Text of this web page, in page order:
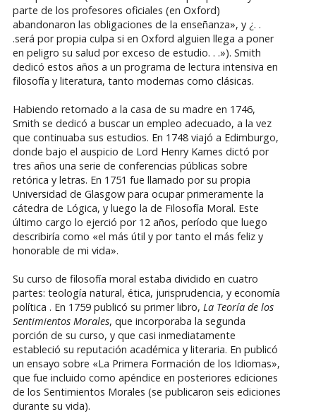
parte de los profesores oficiales (en Oxford)
abandonaron las obligaciones de la enseñanza», y ¿. .
.será por propia culpa si en Oxford alguien llega a poner
en peligro su salud por exceso de estudio. . .»). Smith
dedicó estos años a un programa de lectura intensiva en
filosofía y literatura, tanto modernas como clásicas.
Habiendo retornado a la casa de su madre en 1746,
Smith se dedicó a buscar un empleo adecuado, a la vez
que continuaba sus estudios. En 1748 viajó a Edimburgo,
donde bajo el auspicio de Lord Henry Kames dictó por
tres años una serie de conferencias públicas sobre
retórica y letras. En 1751 fue llamado por su propia
Universidad de Glasgow para ocupar primeramente la
cátedra de Lógica, y luego la de Filosofía Moral. Este
último cargo lo ejerció por 12 años, período que luego
describiría como «el más útil y por tanto el más feliz y
honorable de mi vida».
Su curso de filosofía moral estaba dividido en cuatro
partes: teología natural, ética, jurisprudencia, y economía
política . En 1759 publicó su primer libro, La Teoría de los
Sentimientos Morales, que incorporaba la segunda
porción de su curso, y que casi inmediatamente
estableció su reputación académica y literaria. En publicó
un ensayo sobre «La Primera Formación de los Idiomas»,
que fue incluido como apéndice en posteriores ediciones
de los Sentimientos Morales (se publicaron seis ediciones
durante su vida).